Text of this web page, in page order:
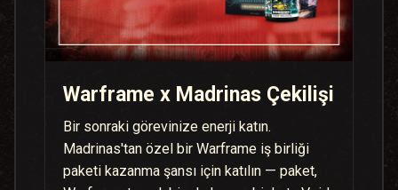
Warframe x Madrinas Çekilişi
Bir sonraki görevinize enerji katın.
Madrinas'tan özel bir Warframe iş birliği
paketi kazanma şansı için katılın — paket,